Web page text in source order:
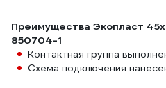
Преимущества Экопласт
850704-1
Контактная группа
Схема подключения